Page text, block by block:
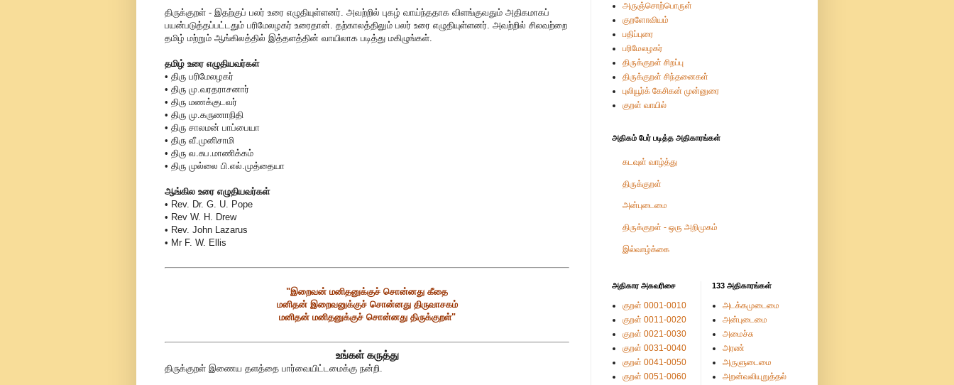
திருக்குறள் - இதற்குப் பலர் உரை எழுதியுள்ளனர். அவற்றில் புகழ் வாய்ந்ததாக விளங்குவதும் அதிகமாகப்
பயன்படுத்தப்பட்டதும் பரிமேலழகர் உரைதான். தற்காலத்திலும் பலர் உரை எழுதியுள்ளனர். அவற்றில் சிலவற்றை
தமிழ் மற்றும் ஆங்கிலத்தில் இத்தளத்தின் வாயிலாக படித்து மகிழுங்கள்.
தமிழ் உரை எழுதியவர்கள்
• திரு பரிமேலழகர்
• திரு மு.வரதராசனார்
• திரு மணக்குடவர்
• திரு மு.கருணாநிதி
• திரு சாலமன் பாப்பையா
• திரு வீ.முனிசாமி
• திரு வ.சுப.மாணிக்கம்
• திரு முல்லை பி.எல்.முத்தையா
ஆங்கில உரை எழுதியவர்கள்
• Rev. Dr. G. U. Pope
• Rev W. H. Drew
• Rev. John Lazarus
• Mr F. W. Ellis
"இறைவன் மனிதனுக்குச் சொன்னது கீதை
மனிதன் இறைவனுக்குச் சொன்னது திருவாசகம்
மனிதன் மனிதனுக்குச் சொன்னது திருக்குறள்"
உங்கள் கருத்து
திருக்குறள் இணைய தளத்தை பார்வையிட்டமைக்கு நன்றி.
அருஞ்சொற்பொருள்
குறளோவியம்
பதிப்புரை
பரிமேலழகர்
திருக்குறள் சிறப்பு
திருக்குறள் சிந்தனைகள்
புலியூர்க் கேசிகன் முன்னுரை
குறள் வாயில்
அதிகம் பேர் படித்த அதிகாரங்கள்
கடவுள் வாழ்த்து
திருக்குறள்
அன்புடைமை
திருக்குறள் - ஒரு அறிமுகம்
இல்வாழ்க்கை
அதிகார அகவரிசை
குறள் 0001-0010
குறள் 0011-0020
குறள் 0021-0030
குறள் 0031-0040
குறள் 0041-0050
குறள் 0051-0060
133 அதிகாரங்கள்
அடக்கமுடைமை
அன்புடைமை
அமைச்சு
அரண்
அருளுடைமை
அறன்வலியுறுத்தல்